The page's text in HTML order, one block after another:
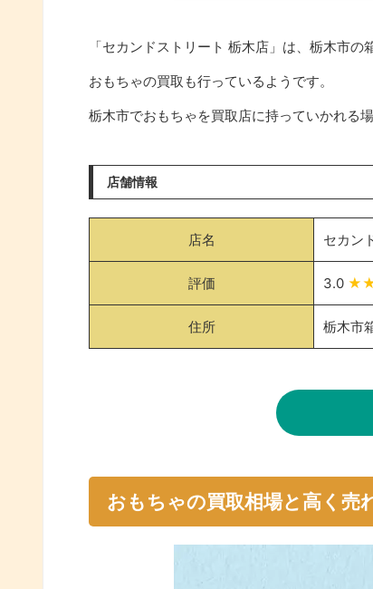
「セカンドストリート 栃木店」は、栃木市の
おもちゃの買取も行っているようです。
栃木市でおもちゃを買取店に持っていかれる
店舗情報
店名 セカン
評価 3.0
住所 栃木市
おもちゃの買取相場と高く売